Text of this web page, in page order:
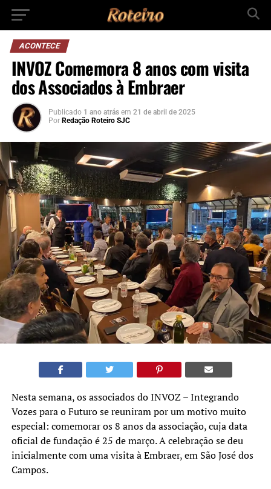
ACONTECE
INVOZ Comemora 8 anos com visita
dos Associados à Embraer
Publicado 1 ano atrás em 21 de abril de 2025
Por Redação Roteiro SJC
Nesta semana, os associados do INVOZ – Integrando
Vozes para o Futuro se reuniram por um motivo muito
especial: comemorar os 8 anos da associação, cuja data
oficial de fundação é 25 de março. A celebração se deu
inicialmente com uma visita à Embraer, em São José dos
Campos.